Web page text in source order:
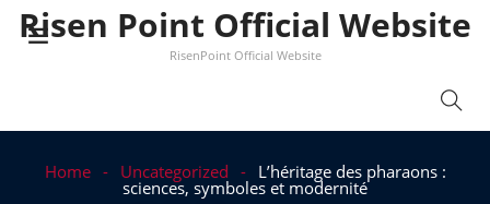
Risen Point Official Website
RisenPoint Official Website
Home Uncategorized L’héritage des pharaons :
sciences, symboles et modernité